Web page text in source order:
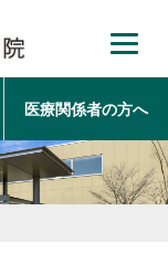
医療関係者の方へ